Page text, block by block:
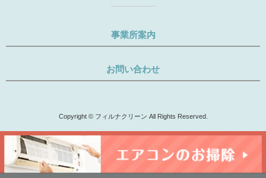
事業所案内
お問い合わせ
Copyright © フィルナクリーン All Rights Reserved.